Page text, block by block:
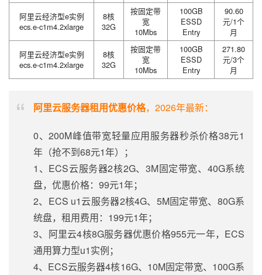
阿里云经济型e实例
ecs.e-c1m4.2xlarge
8核
32G
按固定带
宽
10Mbs
100GB
ESSD
Entry
90.60
元/1个
月
阿里云经济型e实例
ecs.e-c1m4.2xlarge
8核
32G
按固定带
宽
10Mbs
100GB
ESSD
Entry
271.80
元/3个
月
阿里云服务器租用优惠价格，2026年最新：
0、200M峰值带宽轻量应用服务器秒杀价格38元1
年（抢不到68元1年）；
1、ECS云服务器2核2G、3M固定带宽、40G系统
盘，优惠价格：99元1年；
2、ECS u1云服务器2核4G、5M固定带宽、80G系
统盘，租用费用：199元1年；
3、阿里云4核8G服务器优惠价格955元一年，ECS
通用算力型u1实例；
4、ECS云服务器4核16G、10M固定带宽、100G系